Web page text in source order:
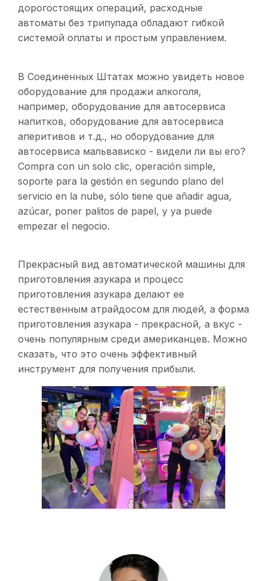
дорогостоящих операций, расходные
автоматы без трипулада обладают гибкой
системой оплаты и простым управлением.
В Соединенных Штатах можно увидеть новое
оборудование для продажи алкоголя,
например, оборудование для автосервиса
напитков, оборудование для автосервиса
аперитивов и т.д., но оборудование для
автосервиса мальвависко - видели ли вы его?
Compra con un solo clic, operación simple,
soporte para la gestión en segundo plano del
servicio en la nube, sólo tiene que añadir agua,
azúcar, poner palitos de papel, y ya puede
empezar el negocio.
Прекрасный вид автоматической машины для
приготовления азукара и процесс
приготовления азукара делают ее
естественным атрайдосом для людей, а форма
приготовления азукара - прекрасной, а вкус -
очень популярным среди американцев. Можно
сказать, что это очень эффективный
инструмент для получения прибыли.